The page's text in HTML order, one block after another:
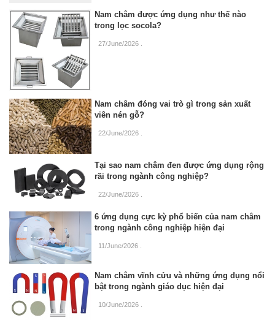
Nam châm được ứng dụng như thế nào
trong lọc socola?
27/June/2026
Nam châm đóng vai trò gì trong sản xuất
viên nén gỗ?
22/June/2026
Tại sao nam châm đen được ứng dụng rộng
rãi trong ngành công nghiệp?
22/June/2026
6 ứng dụng cực kỳ phổ biến của nam châm
trong ngành công nghiệp hiện đại
11/June/2026
Nam châm vĩnh cửu và những ứng dụng nổi
bật trong ngành giáo dục hiện đại
10/June/2026